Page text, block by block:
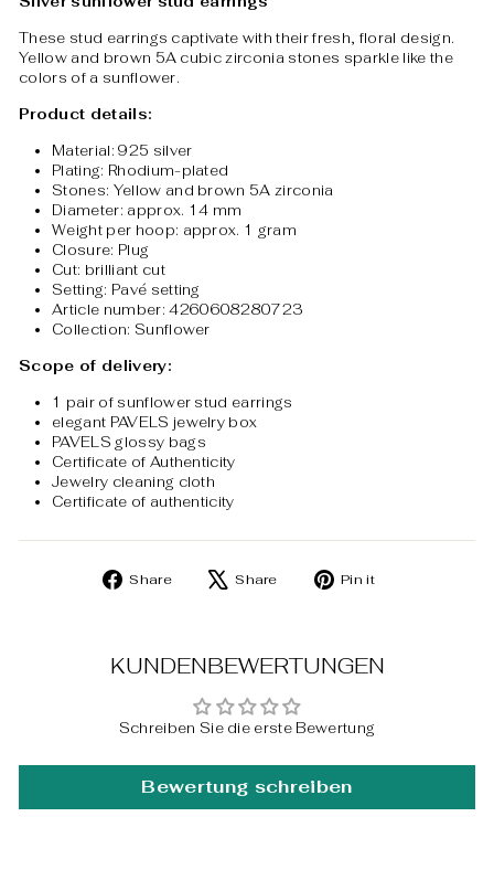
These stud earrings captivate with their fresh, floral design.
Yellow and brown 5A cubic zirconia stones sparkle like the
colors of a sunflower.
Product details:
Material: 925 silver
Plating: Rhodium-plated
Stones: Yellow and brown 5A zirconia
Diameter: approx. 14 mm
Weight per hoop: approx. 1 gram
Closure: Plug
Cut: brilliant cut
Setting: Pavé setting
Article number:4260608280723
Collection: Sunflower
Scope of delivery:
1 pair of sunflower stud earrings
elegant PAVELS jewelry box
PAVELS glossy bags
Certificate of Authenticity
Jewelry cleaning cloth
Certificate of authenticity
Share
Share Share
Tweet Pin it
KUNDENBEWERTUNGEN
Schreiben Sie die erste Bewertung
Bewertung schreiben